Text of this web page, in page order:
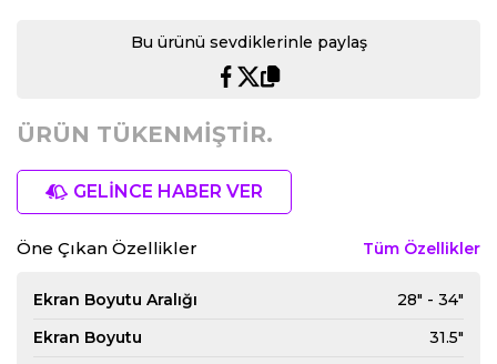
Bu ürünü sevdiklerinle paylaş
ÜRÜN TÜKENMİŞTİR.
GELİNCE HABER VER
Öne Çıkan Özellikler Tüm Özellikler
Ekran Boyutu Aralığı
28" - 34"
Ekran Boyutu
31.5"